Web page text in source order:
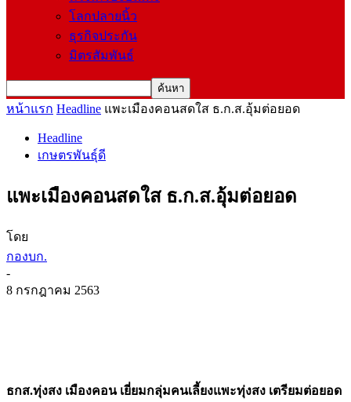
โลกปลายนิ้ว
ธุรกิจประกัน
มิตรสัมพันธ์
หน้าแรก Headline แพะเมืองคอนสดใส ธ.ก.ส.อุ้มต่อยอด
Headline
เกษตรพันธุ์ดี
แพะเมืองคอนสดใส ธ.ก.ส.อุ้มต่อยอด
โดย
กองบก.
-
8 กรกฎาคม 2563
ธกส.ทุ่งสง เมืองคอน เยี่ยมกลุ่มคนเลี้ยงแพะทุ่งสง เตรียมต่อยอด